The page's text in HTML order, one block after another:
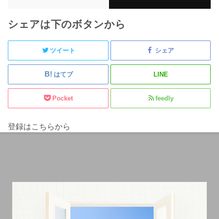
シェアは下のボタンから
ツイート シェア
はてブ LINE
Pocket feedly
登録はこちらから